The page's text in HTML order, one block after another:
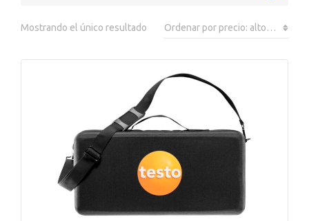
Mostrando el único resultado